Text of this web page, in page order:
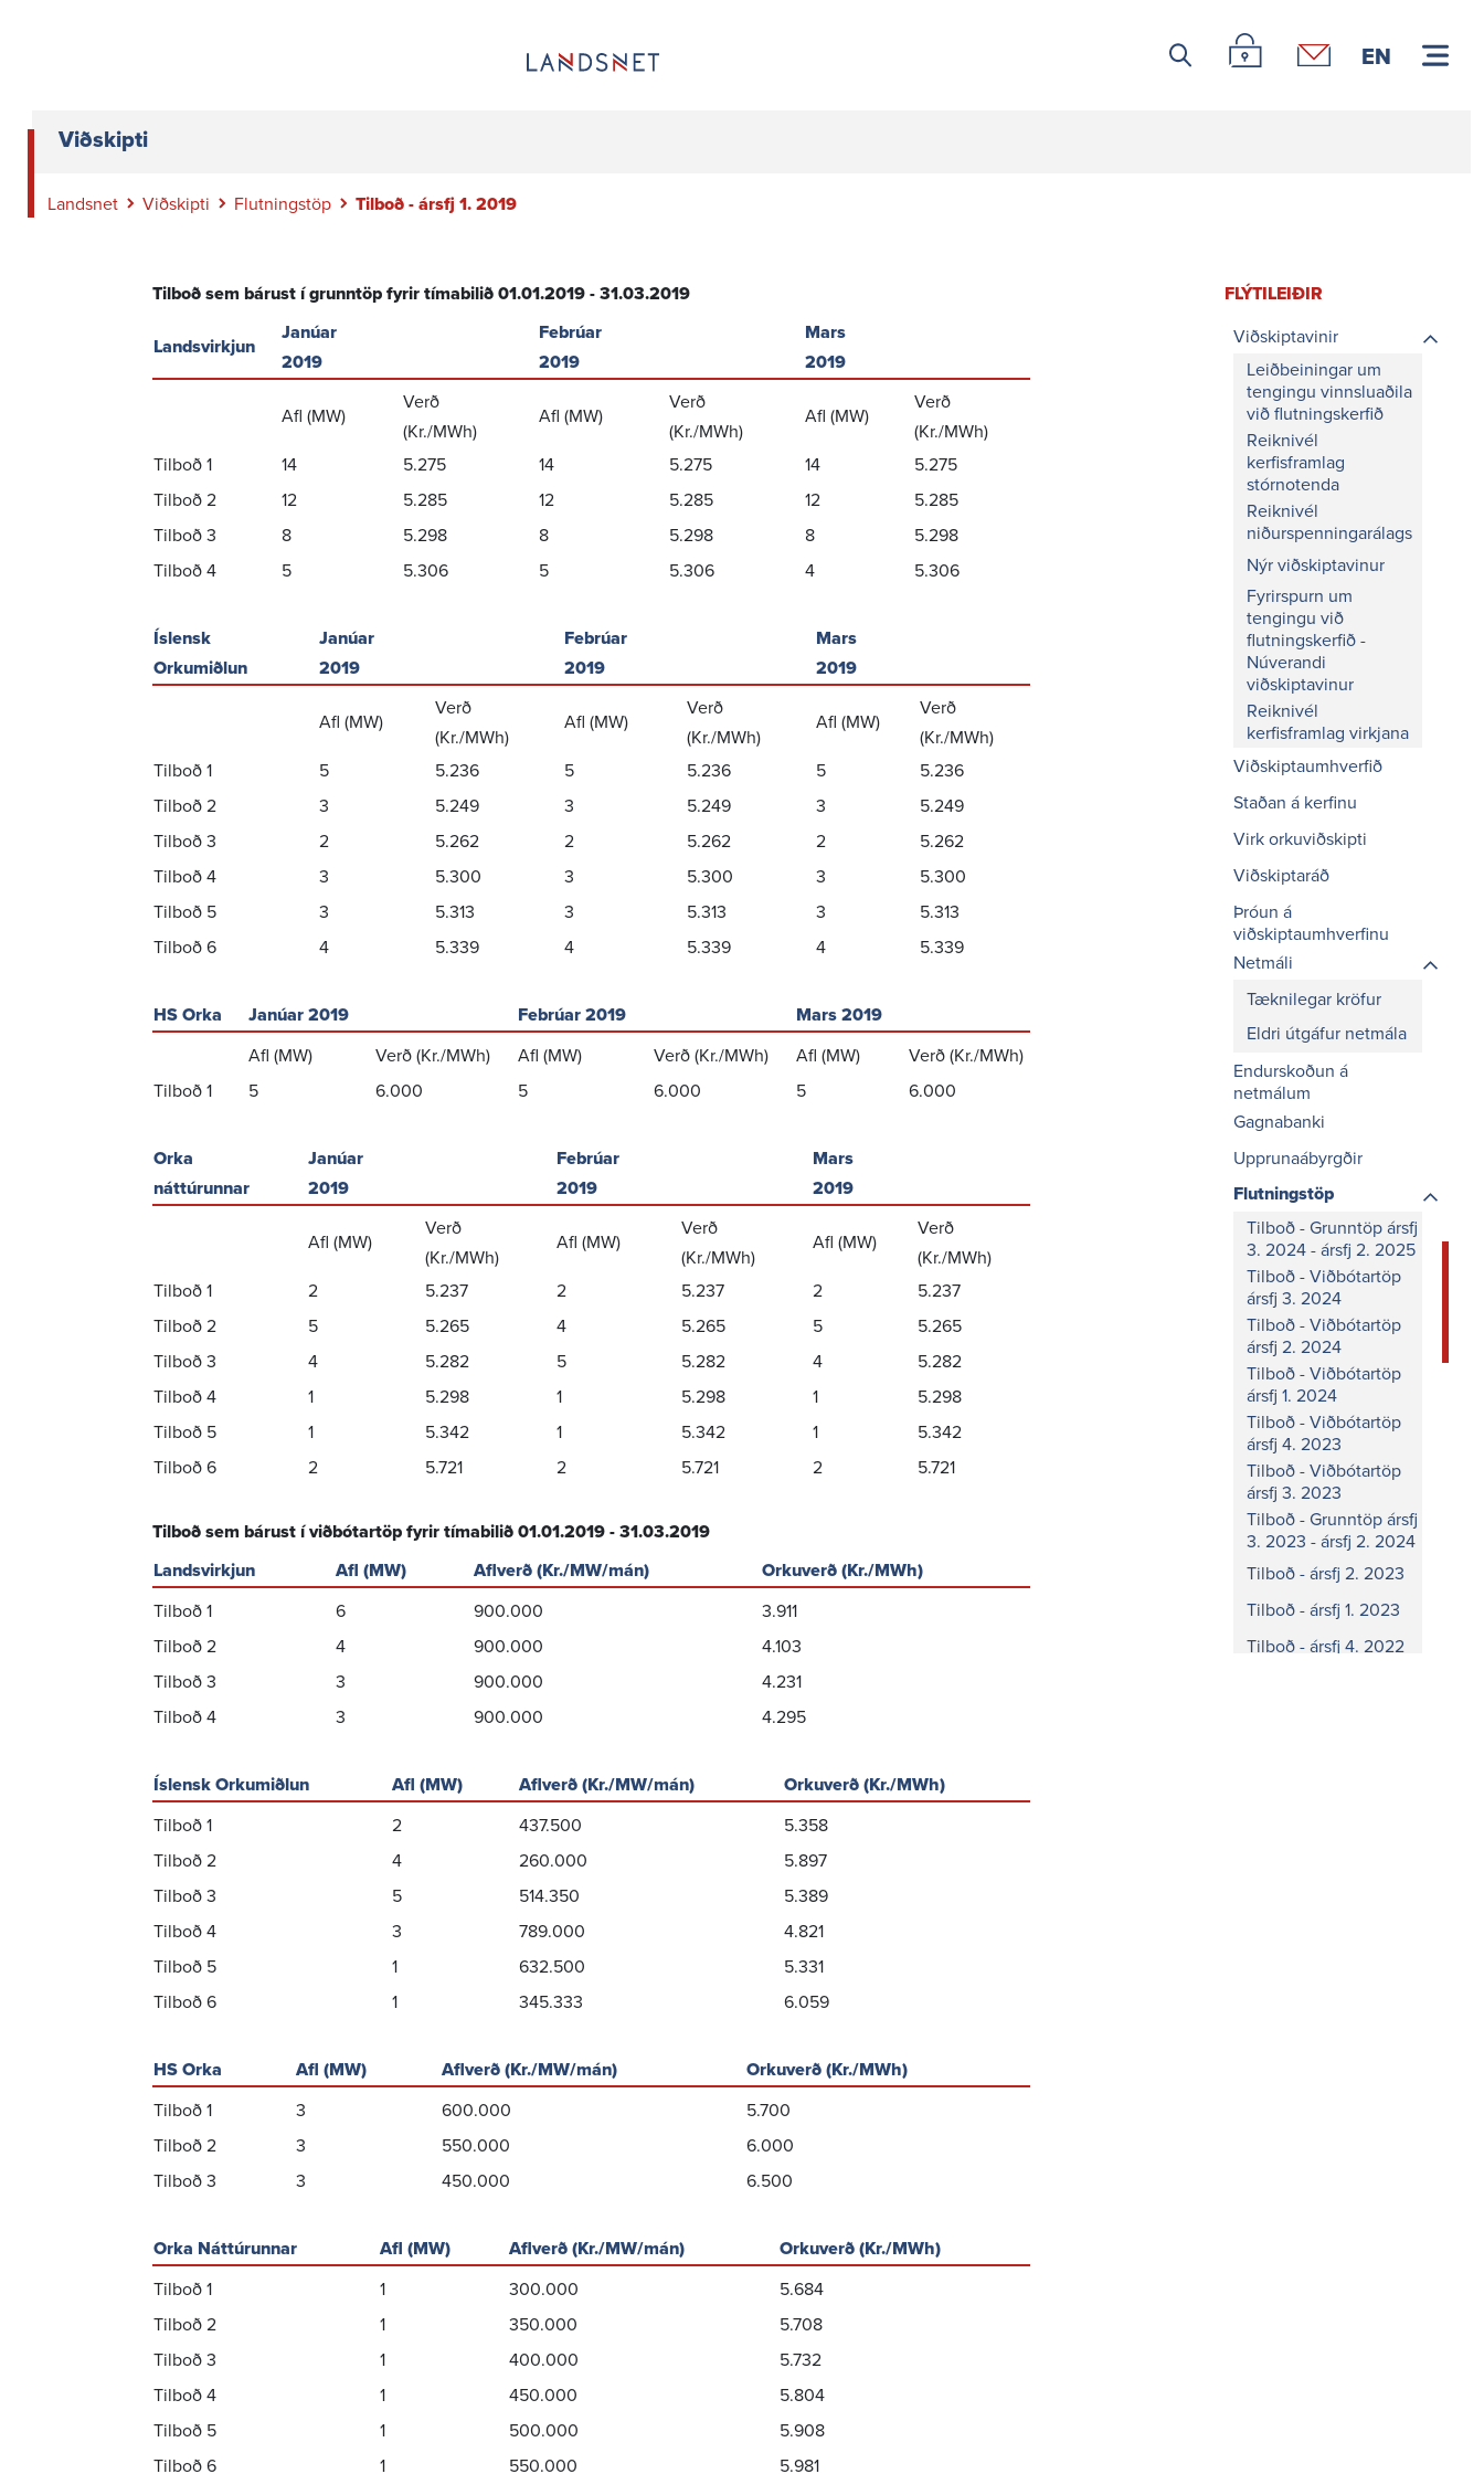
Leitar iconÞjónustuvefur Landsnets
Hafa samband
EN
Viðskipti
Landsnet Viðskipti Flutningstöp Tilboð - ársfj 1. 2019
Tilboð sem bárust í grunntöp fyrir tímabilið 01.01.2019 - 31.03.2019
Landsvirkjun
Janúar
2019
Febrúar
2019
Mars
2019
Afl (MW)
Verð
(Kr./MWh)
Afl (MW)
Verð
(Kr./MWh)
Afl (MW)
Verð
(Kr./MWh)
Tilboð 1
14 5.275 14 5.275 14
5.275
Tilboð 2
12 5.285 12 5.285 12
5.285
Tilboð 3
8 5.298 8 5.298 8
5.298
Tilboð 4
5 5.306 5 5.306 4 5.306
Íslensk
Orkumiðlun
Janúar
2019
Febrúar
2019
Mars
2019
Afl (MW)
Verð
(Kr./MWh)
Afl (MW)
Verð
(Kr./MWh)
Afl (MW)
Verð
(Kr./MWh)
Tilboð 1
5 5.236 5 5.236 5
5.236
Tilboð 2
3 5.249 3 5.249 3
5.249
Tilboð 3
2 5.262 2 5.262 2
5.262
Tilboð 4
3 5.300 3 5.300 3
5.300
Tilboð 5
3 5.313 3 5.313 3
5.313
Tilboð 6
4 5.339 4 5.339 4 5.339
HS Orka Janúar 2019 Febrúar 2019 Mars 2019
Afl (MW) Verð (Kr./MWh) Afl (MW) Verð (Kr./MWh) Afl (MW)
Verð (Kr./MWh)
Tilboð 1
5 6.000 5 6.000 5 6.000
Orka
náttúrunnar
Janúar
2019
Febrúar
2019
Mars
2019
Afl (MW)
Verð
(Kr./MWh)
Afl (MW)
Verð
(Kr./MWh)
Afl (MW)
Verð
(Kr./MWh)
Tilboð 1
2 5.237 2 5.237 2
5.237
Tilboð 2
5 5.265 4 5.265 5
5.265
Tilboð 3
4 5.282 5 5.282 4
5.282
Tilboð 4
1 5.298 1 5.298 1
5.298
Tilboð 5
1 5.342 1 5.342 1
5.342
Tilboð 6
2 5.721 2 5.721 2 5.721
Tilboð sem bárust í viðbótartöp fyrir tímabilið 01.01.2019 - 31.03.2019
Landsvirkjun
Afl (MW) Aflverð (Kr./MW/mán) Orkuverð (Kr./MWh)
Tilboð 1 6 900.000
3.911
Tilboð 2
4 900.000
4.103
Tilboð 3
3 900.000
4.231
Tilboð 4
3 900.000 4.295
Íslensk Orkumiðlun Afl (MW) Aflverð (Kr./MW/mán) Orkuverð (Kr./MWh)
Tilboð 1 2 437.500
5.358
Tilboð 2
4 260.000
5.897
Tilboð 3
5 514.350
5.389
Tilboð 4
3 789.000
4.821
Tilboð 5
1 632.500
5.331
Tilboð 6
1 345.333 6.059
HS Orka Afl (MW) Aflverð (Kr./MW/mán) Orkuverð (Kr./MWh)
Tilboð 1 3 600.000
5.700
Tilboð 2
3 550.000
6.000
Tilboð 3
3 450.000 6.500
Orka Náttúrunnar Afl (MW) Aflverð (Kr./MW/mán) Orkuverð (Kr./MWh)
Tilboð 1 1 300.000
5.684
Tilboð 2
1 350.000
5.708
Tilboð 3
1 400.000
5.732
Tilboð 4
1 450.000
5.804
Tilboð 5
1 500.000
5.908
Tilboð 6
1 550.000
5.981
FLÝTI­LEIÐIR
Viðskiptavinir
Leiðbeiningar um
tengingu vinnsluaðila
við flutningskerfið
Reiknivél
kerfisframlag
stórnotenda
Reiknivél
niðurspenningarálags
Nýr viðskiptavinur
Fyrirspurn um
tengingu við
flutningskerfið -
Núverandi
viðskiptavinur
Reiknivél
kerfisframlag virkjana
Viðskiptaumhverfið
Staðan á kerfinu
Virk orkuviðskipti
Viðskiptaráð
Þróun á
viðskiptaumhverfinu
Netmáli
Tæknilegar kröfur
Eldri útgáfur netmála
Endurskoðun á
netmálum
Gagnabanki
Upprunaábyrgðir
Flutningstöp
Tilboð - Grunntöp ársfj
3. 2024 - ársfj 2. 2025
Tilboð - Viðbótartöp
ársfj 3. 2024
Tilboð - Viðbótartöp
ársfj 2. 2024
Tilboð - Viðbótartöp
ársfj 1. 2024
Tilboð - Viðbótartöp
ársfj 4. 2023
Tilboð - Viðbótartöp
ársfj 3. 2023
Tilboð - Grunntöp ársfj
3. 2023 - ársfj 2. 2024
Tilboð - ársfj 2. 2023
Tilboð - ársfj 1. 2023
Tilboð - ársfj 4. 2022